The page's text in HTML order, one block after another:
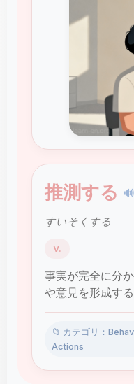
推測する 🔊
すいそくする
V.
事実が完全に分
や意見を形成する
📁 カテゴリ：
Actions